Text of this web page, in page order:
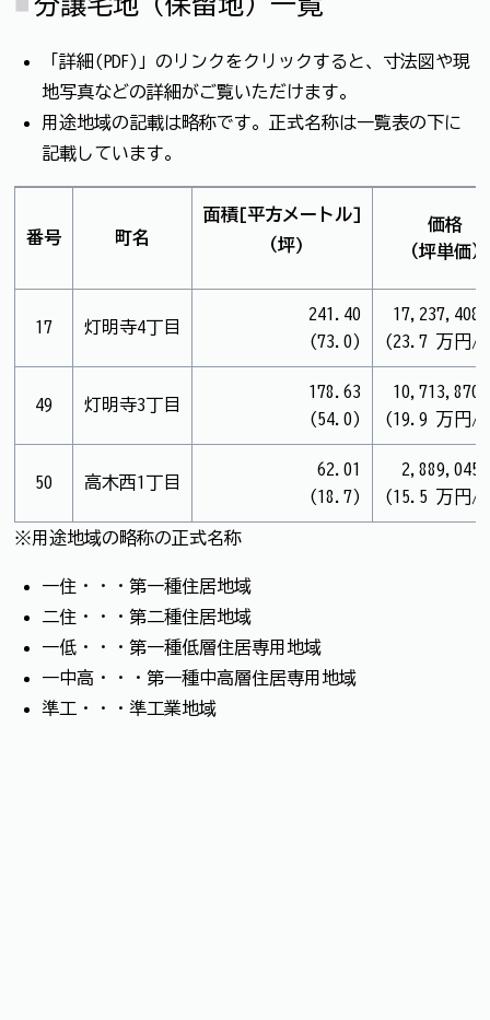
「詳細(PDF)」のリンクをクリックすると、寸法図や現
地写真などの詳細がご覧いただけます。
用途地域の記載は略称です。正式名称は一覧表の下に
記載しています。
番号 町名
面積[平方メートル]
（坪)
価格
（坪単価）
17 灯明寺4丁目
241.40
(73.0)
17,237,408
(23.7 万円/
49 灯明寺3丁目
178.63
(54.0)
10,713,870
(19.9 万円/
50 高木西1丁目
62.01
(18.7)
2,889,045
(15.5 万円/
※用途地域の略称の正式名称
一住・・・第一種住居地域
二住・・・第二種住居地域
一低・・・第一種低層住居専用地域
一中高・・・第一種中高層住居専用地域
準工・・・準工業地域